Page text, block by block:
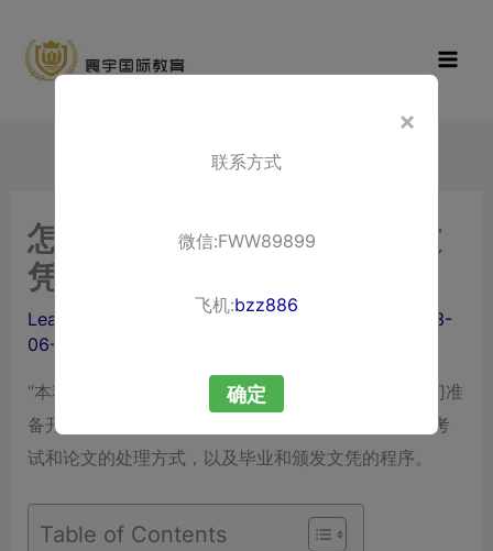
content
育
怎么办理、获取和购买本科文
凭学历？
Leave a Comment / By liuxuewenping.com
2023-
06-30
“本科文凭学历的购买”， 办理文凭
需要入门准
备开始，逐步解析申请流程、学习阶段的注意事项、考
试和论文的处理方式，以及毕业和颁发文凭的程序。
Table of Contents
×
联系方式
微信:FWW89899
飞机:bzz886
确定